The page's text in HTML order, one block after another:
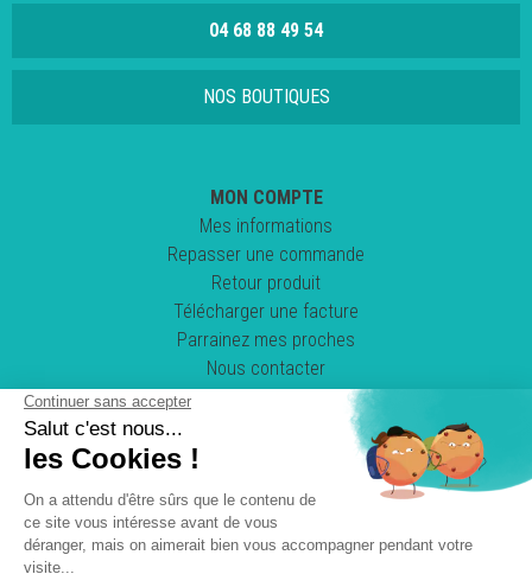
04 68 88 49 54
NOS BOUTIQUES
MON COMPTE
Mes informations
Repasser une commande
Retour produit
Télécharger une facture
Parrainez mes proches
Nous contacter